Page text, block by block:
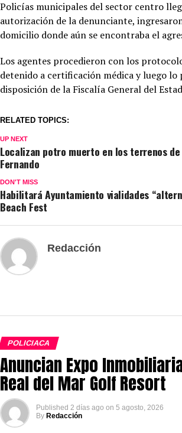
Policías municipales del sector centro
autorización de la denunciante,
domicilio donde aún se encontraba el
Los agentes procedieron con los
detenido a certificación médica y luego lo
disposición de la Fiscalía General del
RELATED TOPICS:
UP NEXT
Localizan potro muerto en los terrenos de
Fernando
DON'T MISS
Habilitará Ayuntamiento vialidades
Beach Fest
Redacción
POLICIACA
Anuncian Expo
Real del Mar Golf Resort
Published 2 días ago on 5 agosto, 2026
By Redacción